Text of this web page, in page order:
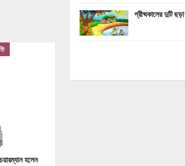
হলেন
গ্রীষ্মকালের দুটি ছড়া